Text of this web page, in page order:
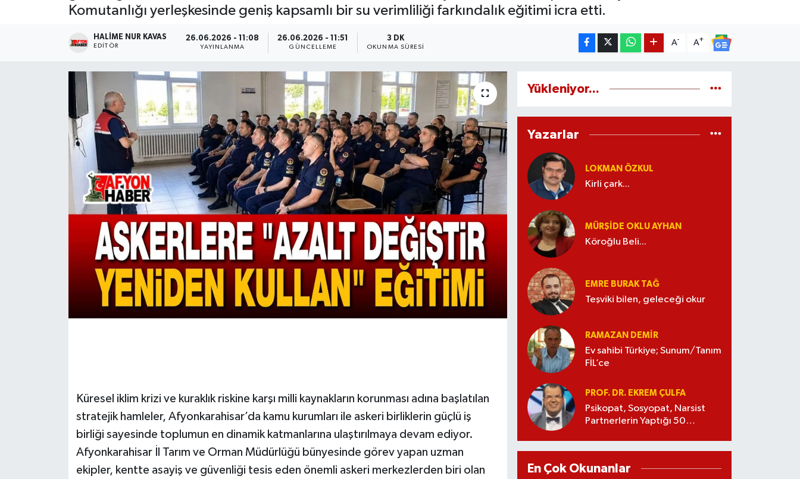
Komutanlığı yerleşkesinde geniş kapsamlı bir su verimliliği farkındalık eğitimi icra etti.
HALIME NUR KAVAS
EDITÖR
26.06.2026 - 11:08
YAYINLANMA
26.06.2026 - 11:51
GÜNCELLEME
3 DK
OKUNMA SÜRESI
A- A+
Küresel iklim krizi ve kuraklık riskine karşı milli kaynakların korunması adına başlatılan
stratejik hamleler, Afyonkarahisar’da kamu kurumları ile askeri birliklerin güçlü iş
birliği sayesinde toplumun en dinamik katmanlarına ulaştırılmaya devam ediyor.
Afyonkarahisar İl Tarım ve Orman Müdürlüğü bünyesinde görev yapan uzman
ekipler, kentte asayiş ve güvenliği tesis eden önemli askeri merkezlerden biri olan
Yükleniyor...
Yazarlar
LOKMAN ÖZKUL
Kirli çark...
MÜRŞIDE OKLU AYHAN
Köroğlu Beli...
EMRE BURAK TAĞ
Teşviki bilen, geleceği okur
RAMAZAN DEMİR
Ev sahibi Türkiye; Sunum/Tanım
FİL’ce
PROF. DR. EKREM ÇULFA
Psikopat, Sosyopat, Narsist
Partnerlerin Yaptığı 50
En Çok Okunanlar